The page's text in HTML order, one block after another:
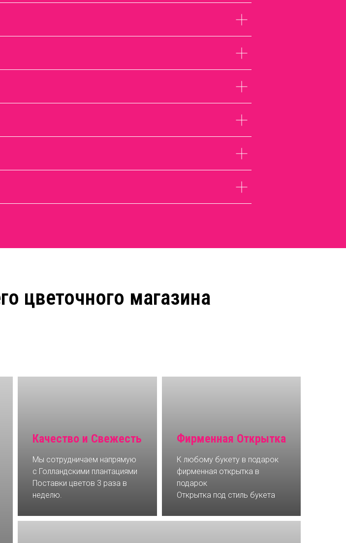
цветочного магазина
Качество и Свежесть
Мы сотрудничаем напрямую
с Голландскими плантациями
Поставки цветов 3 раза в
неделю.
Фирменная Открытка
К любому букету в подарок
фирменная открытка в
подарок
Открытка под стиль букета